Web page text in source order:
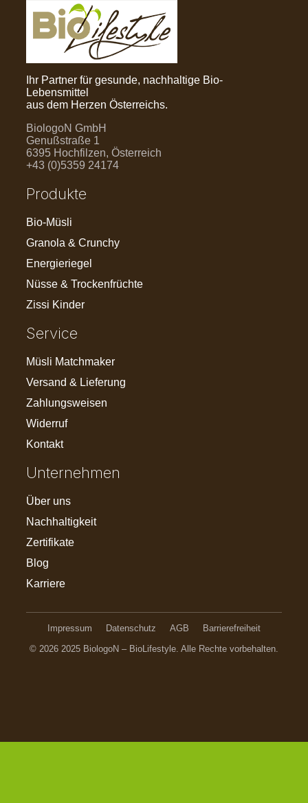
Ihr Partner für gesunde, nachhaltige Bio-
Lebensmittel
aus dem Herzen Österreichs.
BiologoN GmbH
Genußstraße 1
6395 Hochfilzen, Österreich
+43 (0)5359 24174
Produkte
Bio-Müsli
Granola & Crunchy
Energieriegel
Nüsse & Trockenfrüchte
Zissi Kinder
Service
Müsli Matchmaker
Versand & Lieferung
Zahlungsweisen
Widerruf
Kontakt
Unternehmen
Über uns
Nachhaltigkeit
Zertifikate
Blog
Karriere
Impressum Datenschutz AGB
Barrierefreiheit
© 2026 2025 BiologoN – BioLifestyle. Alle Rechte vorbehalten.